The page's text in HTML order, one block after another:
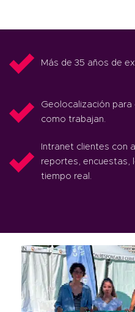
Más de 35 años de
Geolocalización para
como trabajan.
Intranet clientes con
reportes, encuestas,
tiempo real.